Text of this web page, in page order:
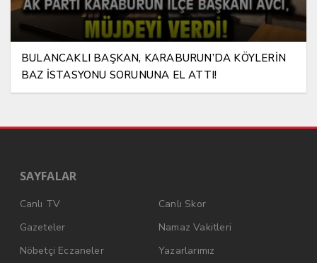
BULANCAKLI BAŞKAN, KARABURUN’DA KÖYLERİN
BAZ İSTASYONU SORUNUNA EL ATTI!
SAYFALAR
Canlı TV
Canlı Skor
Gazeteler
Namaz Vakitleri
Nöbetçi Eczaneler
Yazarlarımız